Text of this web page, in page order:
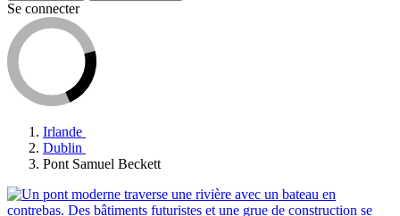
Se connecter
Irlande
Dublin
Pont Samuel Beckett